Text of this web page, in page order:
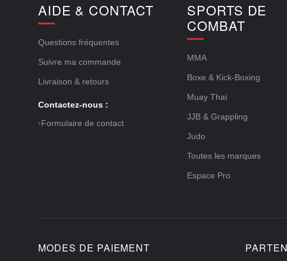
AIDE & CONTACT
Questions fréquentes
Suivre ma commande
Livraison & retours
Contactez-nous :
›Formulaire de contact
SPORTS DE
COMBAT
MMA
Boxe & Kick-Boxing
Muay Thaï
JJB & Grappling
Judo
Toutes les marques
Espace Pro
MODES DE PAIEMENT